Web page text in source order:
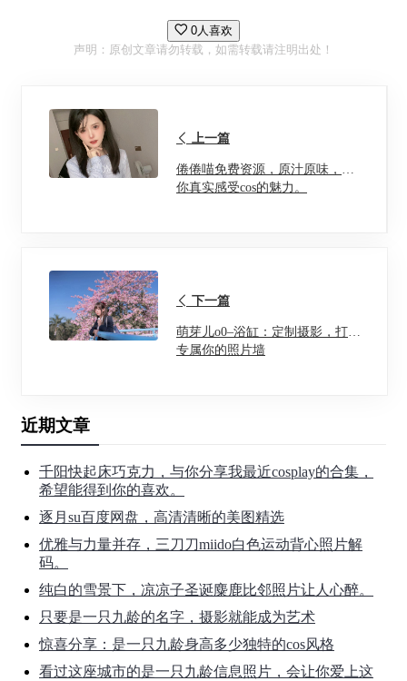
0人喜欢
声明：原创文章请勿转载，如需转载请注明出处！
上一篇
倦倦喵免费资源，原汁原味，让
你真实感受cos的魅力。
下一篇
萌芽儿o0–浴缸：定制摄影，打造
专属你的照片墙
近期文章
千阳快起床巧克力，与你分享我最近cosplay的合集，
希望能得到你的喜欢。
逐月su百度网盘，高清清晰的美图精选
优雅与力量并存，三刀刀miido白色运动背心照片解
码。
纯白的雪景下，凉凉子圣诞麋鹿比邻照片让人心醉。
只要是一只九龄的名字，摄影就能成为艺术
惊喜分享：是一只九龄身高多少独特的cos风格
看过这座城市的是一只九龄信息照片，会让你爱上这